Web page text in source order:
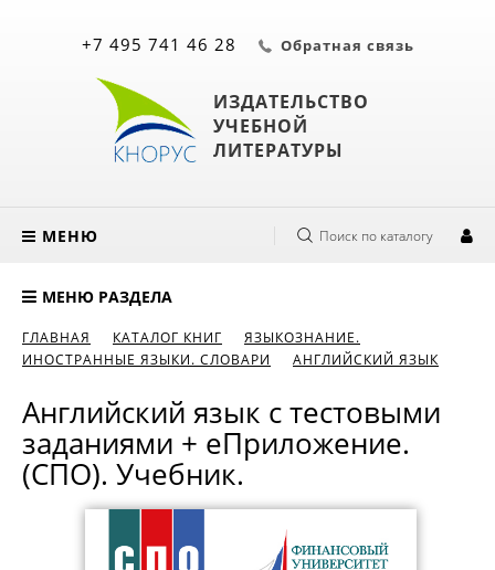
ИЗДАТЕЛЬСТВО
УЧЕБНОЙ
ЛИТЕРАТУРЫ
+7 495 741 46 28 Обратная связь
МЕНЮ Поиск по каталогу
МЕНЮ РАЗДЕЛА
ГЛАВНАЯ КАТАЛОГ КНИГ
ЯЗЫКОЗНАНИЕ.
ИНОСТРАННЫЕ ЯЗЫКИ. СЛОВАРИ
АНГЛИЙСКИЙ ЯЗЫК
Английский язык с тестовыми
заданиями + еПриложение.
(СПО). Учебник.